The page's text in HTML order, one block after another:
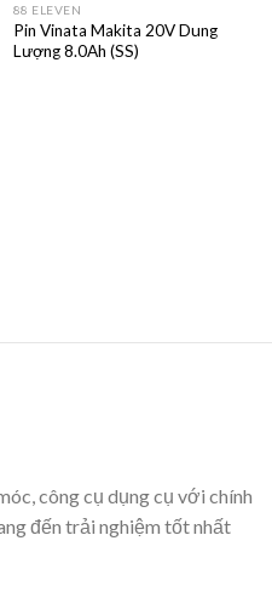
88 ELEVEN
Pin Vinata Makita 20V Dung
Lượng 8.0Ah (SS)
công cụ dụng cụ với chính
đến trải nghiệm tốt nhất